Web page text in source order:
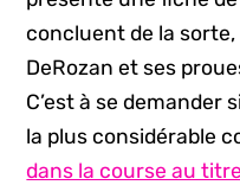
concluent de la
DeRozan et ses
C’est à se demander
la plus considérable
dans la course au